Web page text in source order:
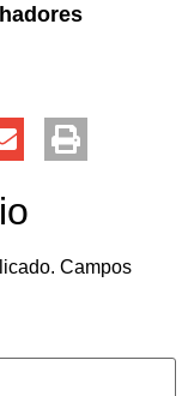
Campos